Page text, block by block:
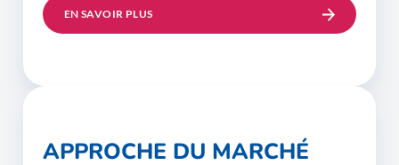
EN SAVOIR PLUS
APPROCHE DU MARCHÉ